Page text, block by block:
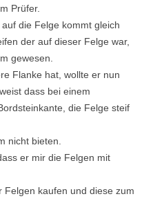
Prüfer.
die Felge kommt gleich
der auf dieser Felge war,
gewesen.
Flanke hat, wollte er nun
dass bei einem
die Felge steif
nicht bieten.
er mir die Felgen mit
Felgen kaufen und diese zum